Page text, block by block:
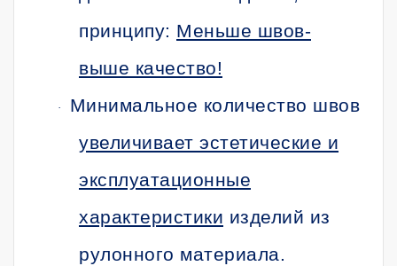
принципу: Меньше швов-
выше качество!
·
Минимальное количество швов
увеличивает эстетические и
эксплуатационные
характеристики изделий из
рулонного материала.